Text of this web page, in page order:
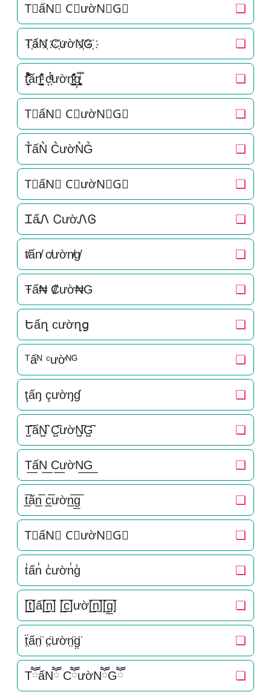
T⃟ấN⃟ C⃟ườN⃟G⃟ ❏
T҉ấN҉ C҉ườN҉G҉ ❏
t̘̟̼̉̈́͐͋͌̊ấn͉̠̙͉̗̺̋̋̔ͧ̊ c͔ͣͦ́́͂ͅườn͉̠̙͉̗̺̋̋̔ͧ̊g͎͚̥͎͔͕ͥ̿ ❏
T⃗ấN⃗ C⃗ườN⃗G⃗ ❏
T͛ấN͛ C͛ườN͛G͛ ❏
T⃒ấN⃒ C⃒ườN⃒G⃒ ❏
ᏆấᏁ ᏟườᏁᎶ ❏
t̸ấn̸ c̸ườn̸g̸ ❏
Ŧấ₦ ₡ườ₦G ❏
Եấղ ϲườղց ❏
ᵀấᴺ ᶜườᴺᴳ ❏
ţấŋ çườŋɠ ❏
T̺͆ấN̺͆ C̺͆ườN̺͆G̺͆ ❏
T͟ấN͟ C͟ườN͟G͟ ❏
t̲̅ấn̲̅ c̲̅ườn̲̅g̲̅ ❏
T⃣ấN⃣ C⃣ườN⃣G⃣ ❏
t̾ấn̾ c̾ườn̾g̾ ❏
[̲̅t̲̅]ấ[̲̅n̲̅] [̲̅c̲̅]ườ[̲̅n̲̅][̲̅g̲̅] ❏
ẗ̤ấn̤̈ c̤̈ườn̤̈g̤̈ ❏
TཽấNཽ CཽườNཽGཽ ❏